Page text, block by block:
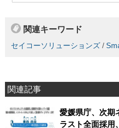
関連キーワード
セイコーソリューションズ /
関連記事
愛媛県庁、次期
ラスト全面採用